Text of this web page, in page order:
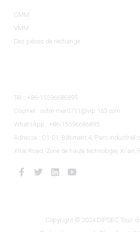
CMM
VMM
Des pièces de rechange
Tél. : +86-15596686895
Courriel : outre-mer0711@vip.163.com
WhatsApp : +86-15596686895
Adresse : C1-01, Bâtiment 4, Parc industriel
Xitai Road, Zone de haute technologie, Xi'an,
Copyright © 2024 DIPSEC Tous